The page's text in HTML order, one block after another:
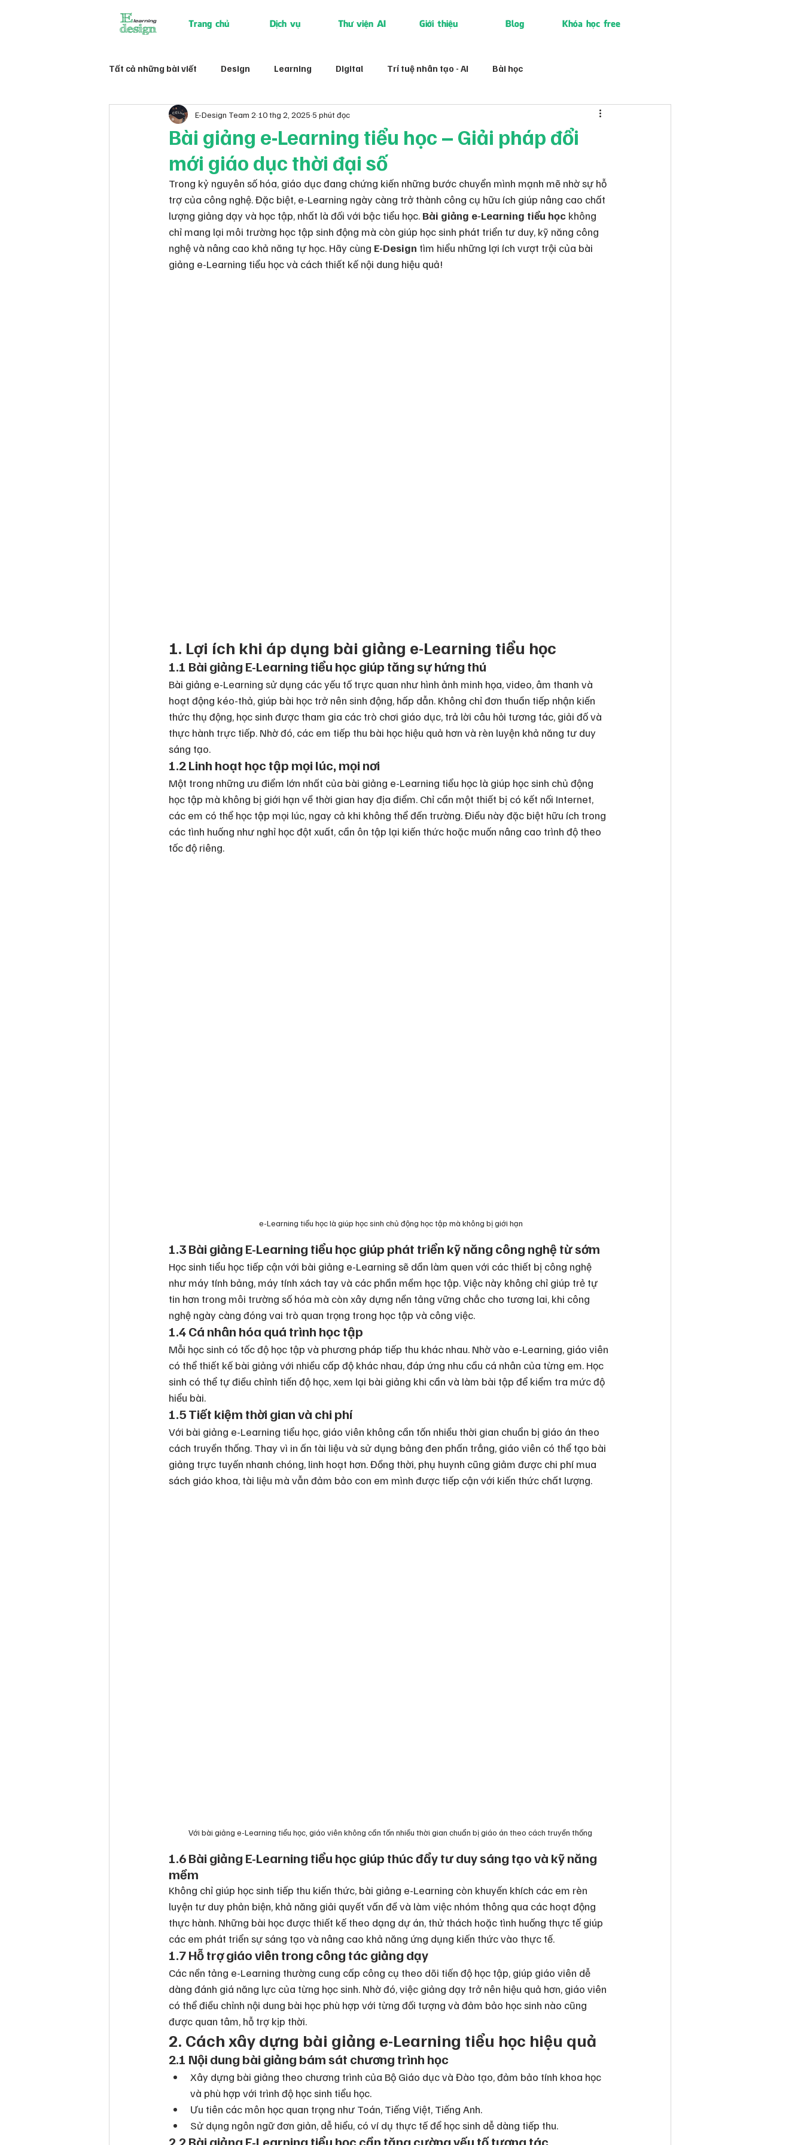
Trang chủ Dịch vụ Thư viện AI Giới thiệu Blog Khóa học free
Tất cả những bài viết Design Learning Digital Trí tuệ nhân tạo - AI Bài học
Bài giảng e-Learning tiểu học – Giải pháp đổi
mới giáo dục thời đại số
E-Design Team 2 10 thg 2, 2025 5 phút đọc
Trong kỷ nguyên số hóa, giáo dục đang chứng kiến những bước chuyển mình mạnh mẽ nhờ sự hỗ
trợ của công nghệ. Đặc biệt, e-Learning ngày càng trở thành công cụ hữu ích giúp nâng cao chất
lượng giảng dạy và học tập, nhất là đối với bậc tiểu học. Bài giảng e-Learning tiểu học không
chỉ mang lại môi trường học tập sinh động mà còn giúp học sinh phát triển tư duy, kỹ năng công
nghệ và nâng cao khả năng tự học. Hãy cùng E-Design tìm hiểu những lợi ích vượt trội của bài
giảng e-Learning tiểu học và cách thiết kế nội dung hiệu quả!
1. Lợi ích khi áp dụng bài giảng e-Learning tiểu học
1.1 Bài giảng E-Learning tiểu học giúp tăng sự hứng thú
Bài giảng e-Learning sử dụng các yếu tố trực quan như hình ảnh minh họa, video, âm thanh và
hoạt động kéo-thả, giúp bài học trở nên sinh động, hấp dẫn. Không chỉ đơn thuần tiếp nhận kiến
thức thụ động, học sinh được tham gia các trò chơi giáo dục, trả lời câu hỏi tương tác, giải đố và
thực hành trực tiếp. Nhờ đó, các em tiếp thu bài học hiệu quả hơn và rèn luyện khả năng tư duy
sáng tạo.
1.2 Linh hoạt học tập mọi lúc, mọi nơi
Một trong những ưu điểm lớn nhất của bài giảng e-Learning tiểu học là giúp học sinh chủ động
học tập mà không bị giới hạn về thời gian hay địa điểm. Chỉ cần một thiết bị có kết nối Internet,
các em có thể học tập mọi lúc, ngay cả khi không thể đến trường. Điều này đặc biệt hữu ích trong
các tình huống như nghỉ học đột xuất, cần ôn tập lại kiến thức hoặc muốn nâng cao trình độ theo
tốc độ riêng.
e-Learning tiểu học là giúp học sinh chủ động học tập mà không bị giới hạn
1.3 Bài giảng E-Learning tiểu học giúp phát triển kỹ năng công nghệ từ sớm
Học sinh tiểu học tiếp cận với bài giảng e-Learning sẽ dần làm quen với các thiết bị công nghệ
như máy tính bảng, máy tính xách tay và các phần mềm học tập. Việc này không chỉ giúp trẻ tự
tin hơn trong môi trường số hóa mà còn xây dựng nền tảng vững chắc cho tương lai, khi công
nghệ ngày càng đóng vai trò quan trọng trong học tập và công việc.
1.4 Cá nhân hóa quá trình học tập
Mỗi học sinh có tốc độ học tập và phương pháp tiếp thu khác nhau. Nhờ vào e-Learning, giáo viên
có thể thiết kế bài giảng với nhiều cấp độ khác nhau, đáp ứng nhu cầu cá nhân của từng em. Học
sinh có thể tự điều chỉnh tiến độ học, xem lại bài giảng khi cần và làm bài tập để kiểm tra mức độ
hiểu bài.
1.5 Tiết kiệm thời gian và chi phí
Với bài giảng e-Learning tiểu học, giáo viên không cần tốn nhiều thời gian chuẩn bị giáo án theo
cách truyền thống. Thay vì in ấn tài liệu và sử dụng bảng đen phấn trắng, giáo viên có thể tạo bài
giảng trực tuyến nhanh chóng, linh hoạt hơn. Đồng thời, phụ huynh cũng giảm được chi phí mua
sách giáo khoa, tài liệu mà vẫn đảm bảo con em mình được tiếp cận với kiến thức chất lượng.
Với bài giảng e-Learning tiểu học, giáo viên không cần tốn nhiều thời gian chuẩn bị giáo án theo cách truyền thống
1.6 Bài giảng E-Learning tiểu học giúp thúc đẩy tư duy sáng tạo và kỹ năng
mềm
Không chỉ giúp học sinh tiếp thu kiến thức, bài giảng e-Learning còn khuyến khích các em rèn
luyện tư duy phản biện, khả năng giải quyết vấn đề và làm việc nhóm thông qua các hoạt động
thực hành. Những bài học được thiết kế theo dạng dự án, thử thách hoặc tình huống thực tế giúp
các em phát triển sự sáng tạo và nâng cao khả năng ứng dụng kiến thức vào thực tế.
1.7 Hỗ trợ giáo viên trong công tác giảng dạy
Các nền tảng e-Learning thường cung cấp công cụ theo dõi tiến độ học tập, giúp giáo viên dễ
dàng đánh giá năng lực của từng học sinh. Nhờ đó, việc giảng dạy trở nên hiệu quả hơn, giáo viên
có thể điều chỉnh nội dung bài học phù hợp với từng đối tượng và đảm bảo học sinh nào cũng
được quan tâm, hỗ trợ kịp thời.
2. Cách xây dựng bài giảng e-Learning tiểu học hiệu quả
2.1 Nội dung bài giảng bám sát chương trình học
Xây dựng bài giảng theo chương trình của Bộ Giáo dục và Đào tạo, đảm bảo tính khoa học
và phù hợp với trình độ học sinh tiểu học.
Ưu tiên các môn học quan trọng như Toán, Tiếng Việt, Tiếng Anh.
Sử dụng ngôn ngữ đơn giản, dễ hiểu, có ví dụ thực tế để học sinh dễ dàng tiếp thu.
2.2 Bài giảng E-Learning tiểu học cần tăng cường yếu tố tương tác